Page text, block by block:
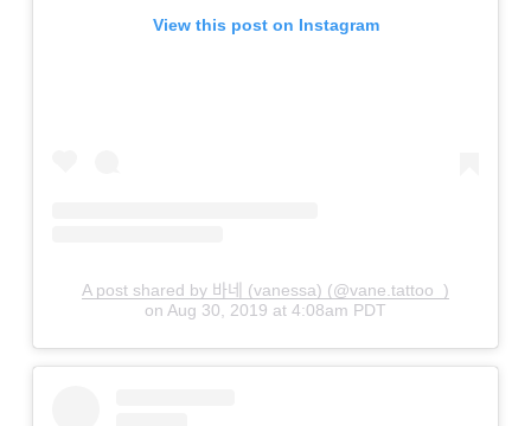
View this post on Instagram
A post shared by 바네 (vanessa) (@vane.tattoo_)
on Aug 30, 2019 at 4:08am PDT